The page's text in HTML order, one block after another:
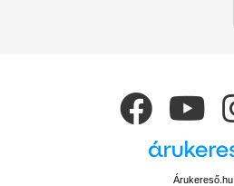
Árukereső.hu